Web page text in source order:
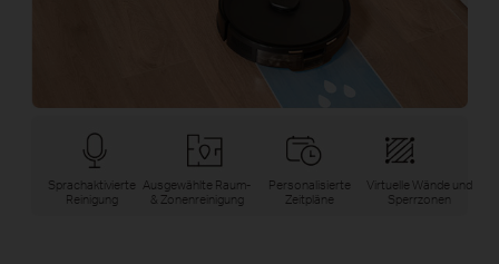
Sprachaktivierte
Reinigung
Ausgewählte Raum-
& Zonenreinigung
Personalisierte
Zeitpläne
Virtuelle Wände und
Sperrzonen